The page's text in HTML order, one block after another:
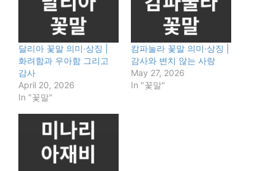
달리아 꽃말 의미·상징 |
화려함과 우아함 그리고
감사
April 20, 2026
In "꽃말"
캄파눌라 꽃말 의미·상징 |
감사와 변치 않는 사랑
May 27, 2026
In "꽃말"